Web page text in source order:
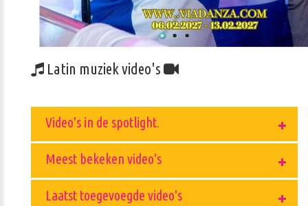
Latin muziek video's
Video's in de spotlight.
Meest bekeken video's
Laatst toegevoegde video's